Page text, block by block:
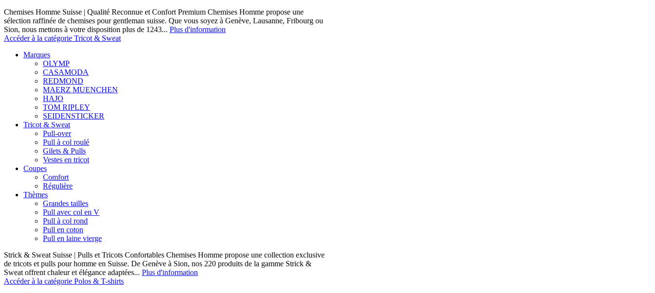
Chemises Homme Suisse | Qualité Reconnue et Confort Premium Chemises Homme propose une
sélection raffinée de chemises pour gentleman suisse. Que vous soyez à Genève, Lausanne, Fribourg ou
Sion, nous mettons à votre disposition plus de 1243... Plus d'information
Accéder à la catégorie Tricot & Sweat
Marques
OLYMP
CASAMODA
REDMOND
MAERZ MUENCHEN
HAJO
TOM RIPLEY
SEIDENSTICKER
Tricot & Sweat
Pull-over
Pull à col roulé
Gilets & Pulls
Vestes en tricot
Coupes
Comfort
Régulière
Thèmes
Grandes tailles
Pull avec col en V
Pull à col rond
Pull en coton
Pull en laine vierge
Strick & Sweat Suisse | Pulls et Tricots Confortables Chemises Homme propose une collection exclusive
de tricots et pulls pour homme en Suisse. De Genève à Sion, nos 220 produits de la gamme Strick &
Sweat offrent chaleur et élégance adaptées... Plus d'information
Accéder à la catégorie Polos & T-shirts